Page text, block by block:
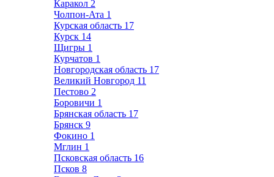
Каракол 2
Чолпон-Ата 1
Курская область 17
Курск 14
Щигры 1
Курчатов 1
Новгородская область 17
Великий Новгород 11
Пестово 2
Боровичи 1
Брянская область 17
Брянск 9
Фокино 1
Мглин 1
Псковская область 16
Псков 8